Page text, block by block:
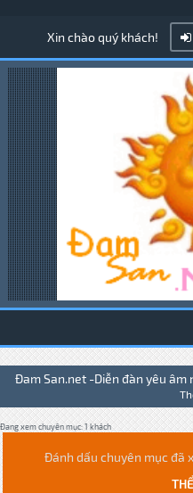
Xin chào quý khách!
Đam San.net -Diễn đàn yêu âm
Đang xem chuyên mục: 1 khách
Đánh dấu chuyên mục đã